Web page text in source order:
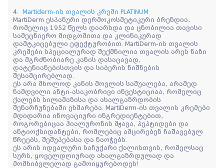
4.
Martiderm-ის თვალის კრემი PLATINUM
MartiDerm ესპანური დერმოკოსმეტიკური ბრენდია,
რომელიც 1952 წელს დაარსდა და ცნობილია თავისი
სამეცნიერო მიდგომითა და კლინიკურად
დამტკიცებული ეფექტურობით. MartiDerm-ის თვალის
კრემები სპეციალურად შექმნილია თვალის არეს ნაზი
და მგრძნობიარე კანის დასაცავად,
დატენიანებისთვის და სიბერის ნიშნების
შესამცირებლად.
ეს არა მხოლოდ კანის მოვლის საშუალება, არამედ
ნამდვილი ანტი-ასაკობრივი ინვესტიციაა, რომელიც
ქალებს სილამაზისა და ახალგაზრდობის
შენარჩუნებაში ეხმარება. MartiDerm-ის თვალის კრემები
მდიდარია ინოვაციური ინგრედიენტებით,
როგორებიცაა ჰიალურონის მჟავა, პეპტიდები და
ანტიოქსიდანტები, რომლებიც ამცირებენ ჩაშავებულ
წრეებს, შეშუპებასა და ნაოჭებს.
ეს არის იდეალური საჩუქარი ქალისთვის, რომელსაც
სურს, ყოველდღიურად ახალგაზრდულად და
მომხიბვლელად გამოიყურებოდეს!